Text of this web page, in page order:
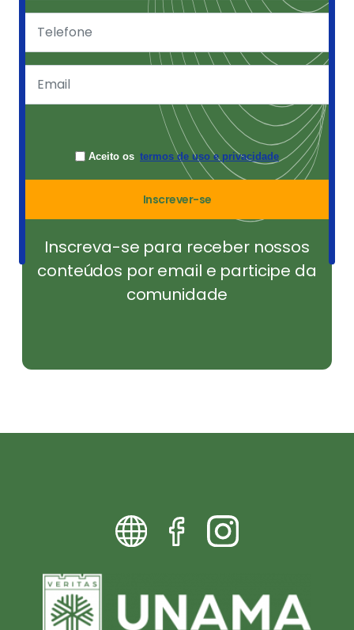
Aceito os termos de uso e privacidade
Inscrever-se
Inscreva-se para receber nossos
conteúdos por email e participe da
comunidade